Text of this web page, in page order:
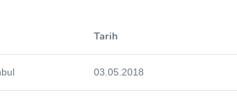
Tarih
03.05.2018